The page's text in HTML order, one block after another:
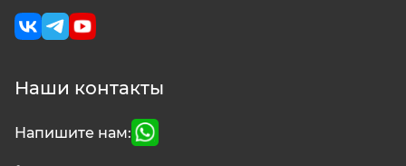
Наши контакты
Напишите нам: